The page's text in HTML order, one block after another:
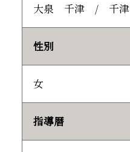
大泉 千津 / 千津
性別
女
指導暦